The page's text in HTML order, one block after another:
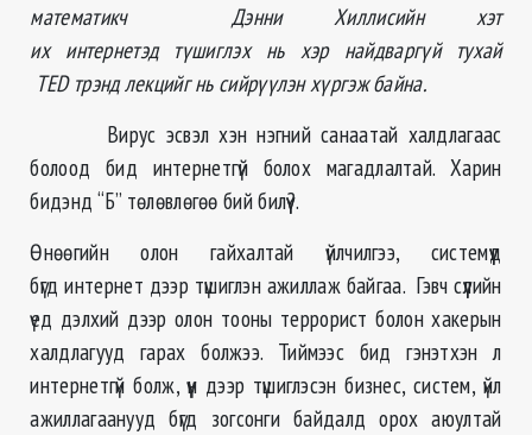
математикч Дэнни Хиллисийн хэт
их интернетэд түшиглэх нь хэр найдваргүй тухай
TED трэнд лекцийг нь сийрүүлэн хүргэж байна.
Вирус эсвэл хэн нэгний санаатай халдлагаас
болоод бид интернетгүй болох магадлалтай. Харин
бидэнд “Б” төлөвлөгөө бий билүү?.
Өнөөгийн олон гайхалтай үйлчилгээ, системүүд
бүгд интернет дээр түшиглэн ажиллаж байгаа. Гэвч сүүлийн
үед дэлхий дээр олон тооны террорист болон хакерын
халдлагууд гарах болжээ. Тиймээс бид гэнэтхэн л
интернетгүй болж, үүн дээр түшиглэсэн бизнес, систем, үйл
ажиллагаанууд бүгд зогсонги байдалд орох аюултай